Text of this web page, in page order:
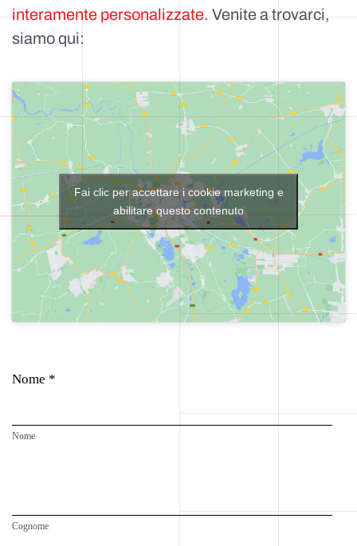
interamente personalizzate. Venite a trovarci,
siamo qui:
Fai clic per accettare i cookie marketing e
abilitare questo contenuto
Nome *
Nome
Cognome